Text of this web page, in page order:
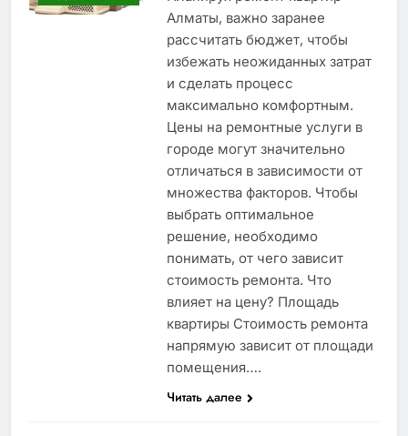
Алматы, важно заранее
рассчитать бюджет, чтобы
избежать неожиданных затрат
и сделать процесс
максимально комфортным.
Цены на ремонтные услуги в
городе могут значительно
отличаться в зависимости от
множества факторов. Чтобы
выбрать оптимальное
решение, необходимо
понимать, от чего зависит
стоимость ремонта. Что
влияет на цену? Площадь
квартиры Стоимость ремонта
напрямую зависит от площади
помещения….
Читать далее